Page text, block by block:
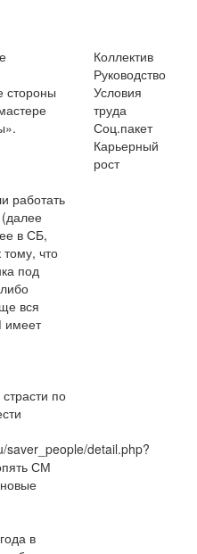
стороны
работать
в СБ,
тому, что
под
вся
имеет
по
saver_people/detail.php?
СМ
в
Коллектив
Руководство
Условия
труда
Соц.пакет
Карьерный
рост